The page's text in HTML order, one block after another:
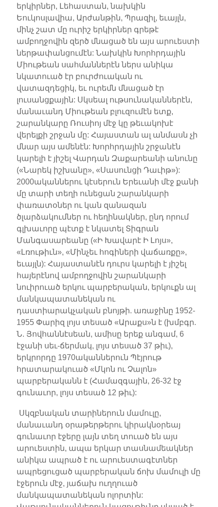
երկիրներ, Լեհաստան, նախկին
Եուկոսլավիա, Արժանթին, Պրազիլ, եւայլն,
մինչ շատ մը ուրիշ երկիրներ գրեթէ
ամբողջովին զերծ մնացած են այս արուեստի
ներթափանցումէն: Նախկին Խորհրդային
Միութեան սահմաններէն ներս անիկա
նկատուած էր բուրժուական ու
վատազդեցիկ, եւ ուրեմն մնացած էր
լուսանցքային: Սկսեալ ութսունականներէն,
մանաւանդ Միութեան բլուզումէն ետք,
շարանկարը Ռուսիոյ մէջ կը թեւակոխէ
վերելքի շրջան մը: Հայաստան ալ անմասն չի
մնար այս ամենէն: Խորհրդային շրջանէն
կարելի է յիշել Վարդան Զաքարեանի անունը
(«Նարեկ իշխանը», «Սասունցի Դաւիթ»):
2000ականներու կէսերուն Երեւանի մէջ քանի
մը տարի տեղի ունեցան շարանկարի
փառատօներ ու կան զանազան
ծլարձակումներ ու հեղինակներ, ընդ որում
գլխաւորը պէտք է նկատել Տիգրան
Մանգասարեանը («Ի Խավարէ Ի Լոյս»,
«Լռութիւն», «Մինչեւ հոգիների վաճառքը»,
եւայլն): Հայաստանէն դուրս կարելի է յիշել
հայերէնով ամբողջովին շարանկարի
նուիրուած երկու պարբերական, երկուքն ալ
մանկապատանեկան ու
դաստիարակչական բնոյթի. առաջինը 1952-
1955 Փարիզ լոյս տեսած «Արաքս»ն է (խմբգր.
Ն. Յովհաննէսեան, ամիսը երեք անգամ, 6
էջանի սեւ-ճերմակ, լոյս տեսած 37 թիւ),
երկրորդը 1970ականներուն Պէյրութ
հրատարակուած «Մկոն ու Չալոն»
պարբերականն է (Համազգային, 26-32 էջ
գունաւոր, լոյս տեսած 12 թիւ):
Սկզբնական տարիներուն մամուլը,
մանաւանդ օրաթերթերու կիրակնօրեայ
գունաւոր էջերը լայն տեղ տուած են այս
արուեստին, ապա երկար տասնամեակներ
անիկա ապրած է ու արուեստագէտներ
ապրեցուցած պարբերական ճոխ մամուլի մը
էջերուն մէջ, յաճախ ուղղուած
մանկապատանեկան ոլորտին: